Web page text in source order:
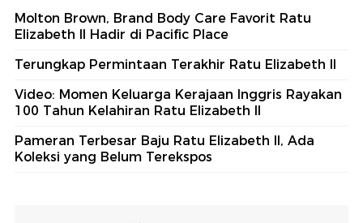
Molton Brown, Brand Body Care Favorit Ratu
Elizabeth II Hadir di Pacific Place
Terungkap Permintaan Terakhir Ratu Elizabeth II
Video: Momen Keluarga Kerajaan Inggris Rayakan
100 Tahun Kelahiran Ratu Elizabeth II
Pameran Terbesar Baju Ratu Elizabeth II, Ada
Koleksi yang Belum Terekspos